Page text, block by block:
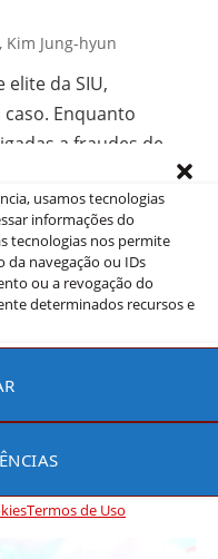
usamos tecnologias
informações do
tecnologias nos permite
navegação ou IDs
ou a revogação do
determinados recursos e
Termos de Uso
Kim Jung-hyun
elite da SIU,
Enquanto
a fraudes de
Seol-ah, uma mulher
Um suspense
com elementos
na tela!
(Spring Fever) 2026
a alegria no interior